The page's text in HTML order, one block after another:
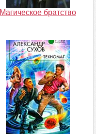
Магическое братство